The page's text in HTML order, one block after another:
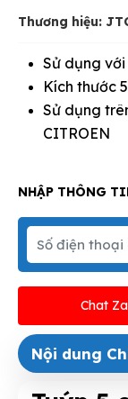
Thương hiệu:
Sử dụng
Kích thước
Sử dụng
CITROEN
NHẬP THÔNG
Chat
Nội dung